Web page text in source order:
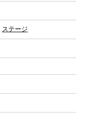
ステージ